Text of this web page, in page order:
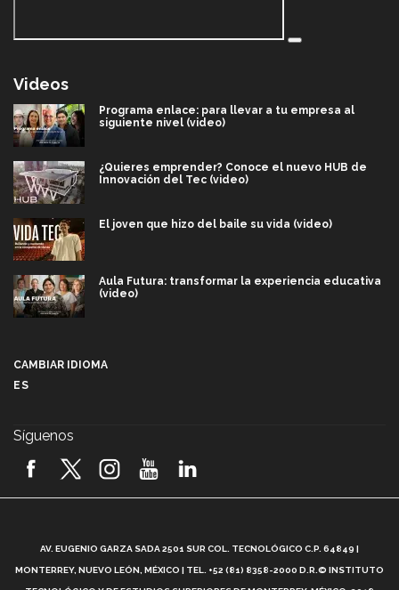
Videos
Programa enlace: para llevar a tu empresa al
siguiente nivel (video)
¿Quieres emprender? Conoce el nuevo HUB de
Innovación del Tec (video)
El joven que hizo del baile su vida (video)
Aula Futura: transformar la experiencia educativa
(video)
2026! (video)
¿Cómo es el Modelo Educativo Tec? (video)
CAMBIAR IDIOMA
ES
Síguenos
AV. EUGENIO GARZA SADA 2501 SUR COL. TECNOLÓGICO C.P. 64849 |
MONTERREY, NUEVO LEÓN, MÉXICO | TEL. +52 (81) 8358-2000 D.R.© INSTITUTO